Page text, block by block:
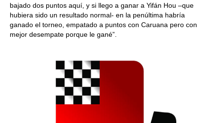
bajado dos puntos aquí, y si llego a ganar a Yifán Hou –que
hubiera sido un resultado normal- en la penúltima habría
ganado el torneo, empatado a puntos con Caruana pero con
mejor desempate porque le gané”.